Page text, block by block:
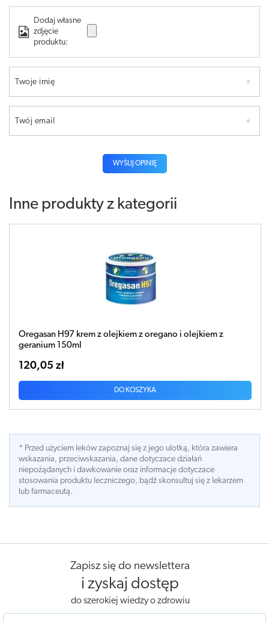
Dodaj własne
zdjęcie
produktu:
Twoje imię
Twój email
WYŚLIJ OPINIĘ
Inne produkty z kategorii
Oregasan H97 krem z olejkiem z oregano i olejkiem z
geranium 150ml
120,05 zł
DO KOSZYKA
* Przed użyciem leków zapoznaj się z jego ulotką, która zawiera
wskazania, przeciwskazania, dane dotyczace działań
niepożądanych i dawkowanie oraz informacje dotyczace
stosowania produktu leczniczego, bądź skonsultuj się z lekarzem
lub farmaceutą.
Zapisz się do newslettera
i zyskaj dostęp
do szerokiej wiedzy o zdrowiu